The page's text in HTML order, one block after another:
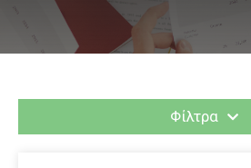
Φίλτρα
Όλες Οι Χρονολογίες